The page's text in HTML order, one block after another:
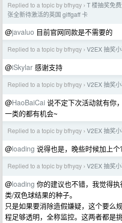
Replied to a topic by bfhyqy › T 楼抽奖免
张全新待激活的英国 giffgaff 卡
@javaluo 目前官网同款是不需要的
Replied to a topic by bfhyqy › V2EX 抽奖
@iSkylar 感谢支持
Replied to a topic by bfhyqy › V2EX 抽奖
@HaoBaiCai 说不定下次活动就有你
一类的都有机会~
Replied to a topic by bfhyqy › V2EX 抽奖
@loading 说得也是，晚些时候加上
Replied to a topic by bfhyqy › V2EX 抽奖
@loading 你的建议也不错，我觉得
类/双色球结果的种子。
只是如果要消除造假嫌疑，这个要么
程足够透明，全称监控。这两者都是挑